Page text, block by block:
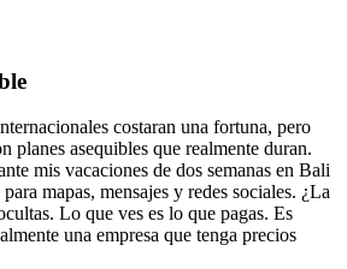
costaran una fortuna, pero
planes asequibles que realmente duran.
mis vacaciones de dos semanas en Bali
mapas, mensajes y redes sociales. ¿La
Lo que ves es lo que pagas. Es
una empresa que tenga precios